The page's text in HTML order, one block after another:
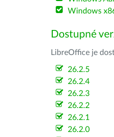
Windows
Dostupné
LibreOffice je
26.2.5
26.2.4
26.2.3
26.2.2
26.2.1
26.2.0